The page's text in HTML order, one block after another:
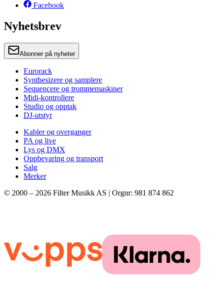
Facebook
Nyhetsbrev
Abonner på nyheter
Eurorack
Synthesizere og samplere
Sequencere og trommemaskiner
Midi-kontrollere
Studio og opptak
DJ-utstyr
Kabler og overganger
PA og live
Lys og DMX
Oppbevaring og transport
Salg
Merker
© 2000 – 2026 Filter Musikk AS | Orgnr: 981 874 862